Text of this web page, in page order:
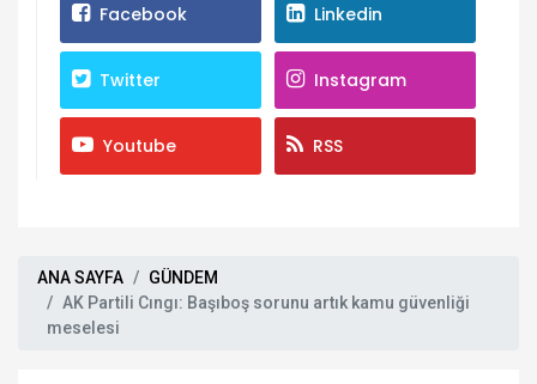
Facebook Linkedin
Twitter Instagram
Youtube RSS
ANA SAYFA
GÜNDEM
AK Partili Cıngı: Başıboş sorunu artık kamu güvenliği
meselesi